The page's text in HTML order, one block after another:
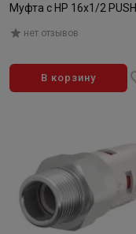
Муфта с НР 16x1/2 PUSH
нет отзывов
В корзину